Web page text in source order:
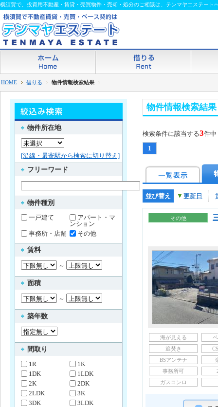
横須賀で、投資用不動産・賃貸・売買物件・売却・処分のご相談は、テンマヤエステー
HOME 借りる 物件情報検索結果
物件所在地
[沿線・最寄駅から検索に切り替え]
フリーワード
物件種別
一戸建て
アパート・マ
ンション
事務所・店舗
その他
賃料
～
面積
～
築年数
間取り
1R
1K
1DK
1LDK
2K
2DK
2LDK
3K
3DK
3LDK
物件情報検索結果
検索条件に該当する3件中
1
並び替え 更新日
その他
海が見える
追焚き
BSアンテナ
事務所可
ガスコンロ